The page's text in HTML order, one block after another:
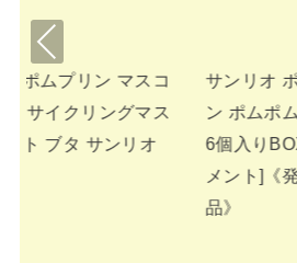
ムプリ
いにち
玩)[リー
ポムポムプリン ミニタ
オル 巾着入りタオルハ
ンカチ サンリオ カミオ
Pre
viou